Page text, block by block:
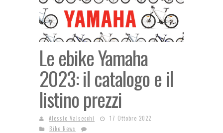
Le ebike Yamaha
2023: il catalogo e il
listino prezzi
Alessio Valsecchi
17 Ottobre 2022
Bike News